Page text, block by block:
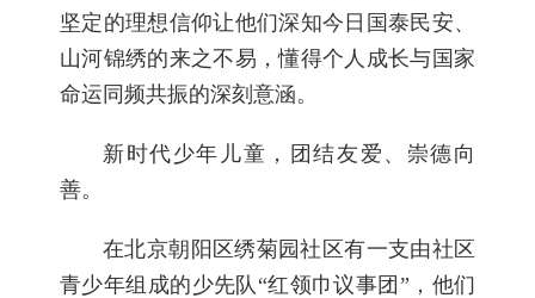
坚定的理想信仰让他们深知今日国泰民安、
山河锦绣的来之不易，懂得个人成长与国家
命运同频共振的深刻意涵。
新时代少年儿童，团结友爱、崇德向
善。
在北京朝阳区绣菊园社区有一支由社区
青少年组成的少先队“红领巾议事团”，他们